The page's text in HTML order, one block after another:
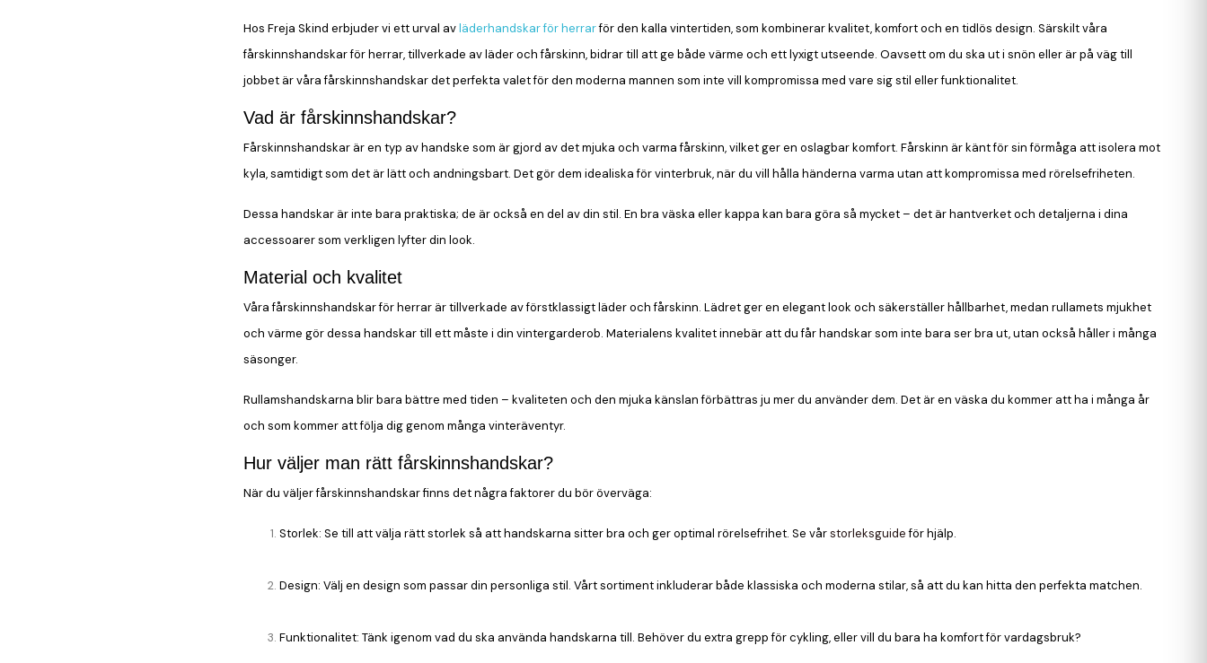
Hos Freja Skind erbjuder vi ett urval avläderhandskar för herrarför den kalla vintertiden, som kombinerar kvalitet, komfort och en tidlös design. Särskilt våra
fårskinnshandskar för herrar, tillverkade av läder och fårskinn, bidrar till att ge både värme och ett lyxigt utseende. Oavsett om du ska ut i snön eller är på väg till
jobbet är våra fårskinnshandskar det perfekta valet för den moderna mannen som inte vill kompromissa med vare sig stil eller funktionalitet.
Vad är fårskinnshandskar?
Fårskinnshandskar är en typ av handske som är gjord av det mjuka och varma fårskinn, vilket ger en oslagbar komfort. Fårskinn är känt för sin förmåga att isolera mot
kyla, samtidigt som det är lätt och andningsbart. Det gör dem idealiska för vinterbruk, när du vill hålla händerna varma utan att kompromissa med rörelsefriheten.
Dessa handskar är inte bara praktiska; de är också en del av din stil. En bra väska eller kappa kan bara göra så mycket – det är hantverket och detaljerna i dina
accessoarer som verkligen lyfter din look.
Material och kvalitet
Våra fårskinnshandskar för herrar är tillverkade av förstklassigt läder och fårskinn. Lädret ger en elegant look och säkerställer hållbarhet, medan rullamets mjukhet
och värme gör dessa handskar till ett måste i din vintergarderob. Materialens kvalitet innebär att du får handskar som inte bara ser bra ut, utan också håller i många
säsonger.
Rullamshandskarna blir bara bättre med tiden – kvaliteten och den mjuka känslan förbättras ju mer du använder dem. Det är en väska du kommer att ha i många år
och som kommer att följa dig genom många vinteräventyr.
Hur väljer man rätt fårskinnshandskar?
När du väljer fårskinnshandskar finns det några faktorer du bör överväga:
Storlek: Se till att välja rätt storlek så att handskarna sitter bra och ger optimal rörelsefrihet. Se vårstorleksguide för hjälp.
Design: Välj en design som passar din personliga stil. Vårt sortiment inkluderar både klassiska och moderna stilar, så att du kan hitta den perfekta matchen.
Funktionalitet: Tänk igenom vad du ska använda handskarna till. Behöver du extra grepp för cykling, eller vill du bara ha komfort för vardagsbruk?